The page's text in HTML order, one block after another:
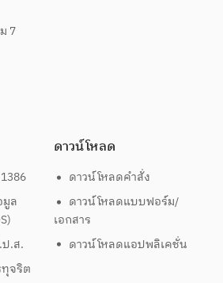
7
ล
.ส.
ทุจริต
ดาวน์โหลด
ดาวน์โหลดคำสั่ง
ดาวน์โหลดแบบฟอร์ม/
เอกสาร
ดาวน์โหลดแอปพลิเคชั่น